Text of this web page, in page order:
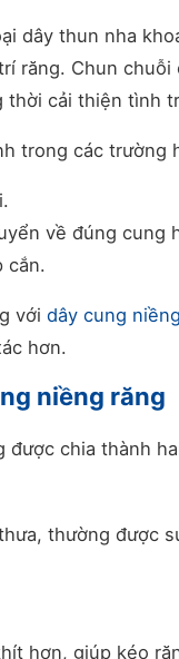
dây thun nha
răng. Chun
cải thiện tình
trong các trường
về đúng cung
cắn.
với dây cung
hơn.
niềng răng
được chia thành
thường được
hơn, giúp kéo